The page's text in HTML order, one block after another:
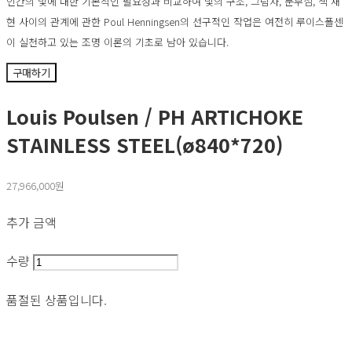
현 사이의 관계에 관한 Poul Henningsen의 선구적인 작업은 여전히 루이스폴센
이 실천하고 있는 조명 이론의 기초로 남아 있습니다.
구매하기
Louis Poulsen / PH ARTICHOKE
STAINLESS STEEL(ø840*720)
27,966,000원
추가 금액
수량
품절된 상품입니다.